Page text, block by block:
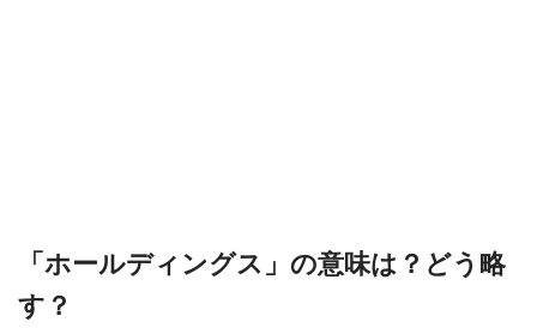
「ホールディングス」の意味は？どう略
す？